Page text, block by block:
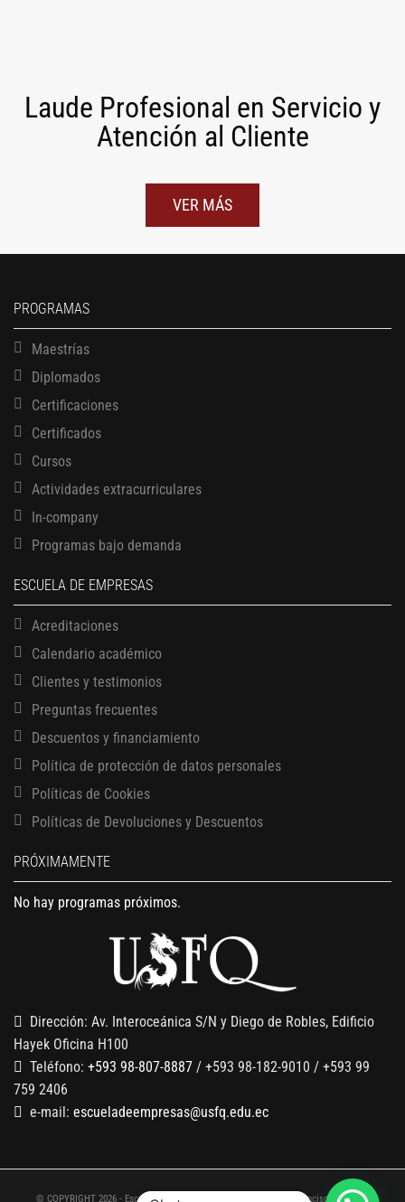
Laude Profesional en Servicio y
Atención al Cliente
VER MÁS
PROGRAMAS
Maestrías
Diplomados
Certificaciones
Certificados
Cursos
Actividades extracurriculares
In-company
Programas bajo demanda
ESCUELA DE EMPRESAS
Acreditaciones
Calendario académico
Clientes y testimonios
Preguntas frecuentes
Descuentos y financiamiento
Política de protección de datos personales
Políticas de Cookies
Políticas de Devoluciones y Descuentos
PRÓXIMAMENTE
No hay programas próximos.
Dirección: Av. Interoceánica S/N y Diego de Robles, Edificio
Hayek Oficina H100
Teléfono: +593 98-807-8887 / +593 98-182-9010 / +593 99
759 2406
e-mail: escueladeempresas@usfq.edu.ec
© COPYRIGHT 2026 - Escuela de Empresas de la Universidad San Francisco de Quito